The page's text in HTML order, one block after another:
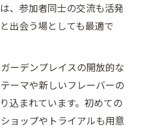
、参加者同士の交流も活発
出会う場としても最適で
ーデンプレイスの開放的な
ーマや新しいフレーバーの
込まれています。初めての
ョップやトライアルも用意